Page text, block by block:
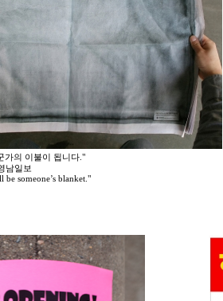
가의 이불이 됩니다."
남일보
someone’s blanket."